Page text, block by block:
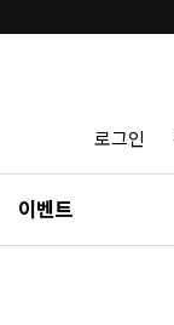
로그인
이벤트